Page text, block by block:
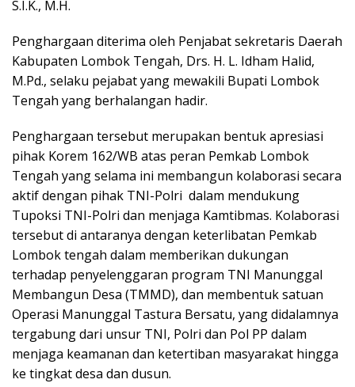
S.I.K., M.H.
Penghargaan diterima oleh Penjabat sekretaris Daerah
Kabupaten Lombok Tengah, Drs. H. L. Idham Halid,
M.Pd., selaku pejabat yang mewakili Bupati Lombok
Tengah yang berhalangan hadir.
Penghargaan tersebut merupakan bentuk apresiasi
pihak Korem 162/WB atas peran Pemkab Lombok
Tengah yang selama ini membangun kolaborasi secara
aktif dengan pihak TNI-Polri dalam mendukung
Tupoksi TNI-Polri dan menjaga Kamtibmas. Kolaborasi
tersebut di antaranya dengan keterlibatan Pemkab
Lombok tengah dalam memberikan dukungan
terhadap penyelenggaran program TNI Manunggal
Membangun Desa (TMMD), dan membentuk satuan
Operasi Manunggal Tastura Bersatu, yang didalamnya
tergabung dari unsur TNI, Polri dan Pol PP dalam
menjaga keamanan dan ketertiban masyarakat hingga
ke tingkat desa dan dusun.